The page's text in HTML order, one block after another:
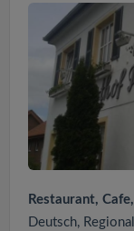
Restaurant,
Deutsch,